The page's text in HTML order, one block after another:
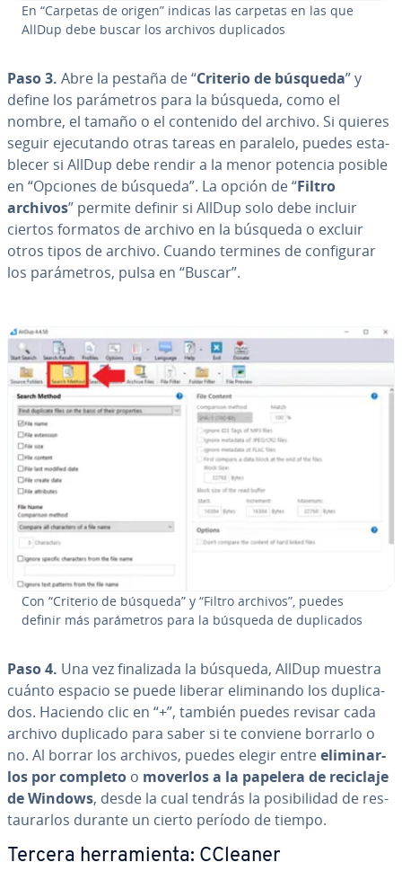
En “Carpetas de origen” indicas las carpetas en las que
AllDup debe buscar los archivos du­pli­ca­dos
Paso 3. Abre la pestaña de “Criterio de búsqueda” y
define los pa­rá­me­tros para la búsqueda, como el
nombre, el tamaño o el contenido del archivo. Si quieres
seguir eje­cu­ta­n­do otras tareas en paralelo, puedes es­ta­
ble­cer si AllDup debe rendir a la menor potencia posible
en “Opciones de búsqueda”. La opción de “Filtro
archivos” permite definir si AllDup solo debe incluir
ciertos formatos de archivo en la búsqueda o excluir
otros tipos de archivo. Cuando termines de co­n­fi­gu­rar
los pa­rá­me­tros, pulsa en “Buscar”.
Con “Criterio de búsqueda” y “Filtro archivos”, puedes
definir más pa­rá­me­tros para la búsqueda de du­pli­ca­dos
Paso 4. Una vez fi­na­li­za­da la búsqueda, AllDup muestra
cuánto espacio se puede liberar eli­mi­na­n­do los du­pli­ca­
dos. Haciendo clic en “+”, también puedes revisar cada
archivo duplicado para saber si te conviene borrarlo o
no. Al borrar los archivos, puedes elegir entreeli­mi­nar­
los por completo o moverlos a la papelera de reciclaje
de Windows, desde la cual tendrás la po­si­bi­li­dad de re­s­
tau­rar­los durante un cierto período de tiempo.
Tercera he­rra­mie­n­ta: CCleaner